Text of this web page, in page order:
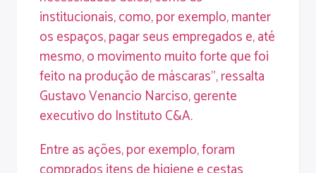
institucionais, como, por exemplo, manter
os espaços, pagar seus empregados e, até
mesmo, o movimento muito forte que foi
feito na produção de máscaras”, ressalta
Gustavo Venancio Narciso, gerente
executivo do Instituto C&A.
Entre as ações, por exemplo, foram